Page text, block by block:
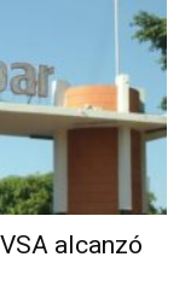
alcanzó